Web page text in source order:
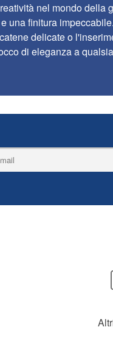
nel mondo della
una finitura
delicate o
di eleganza a